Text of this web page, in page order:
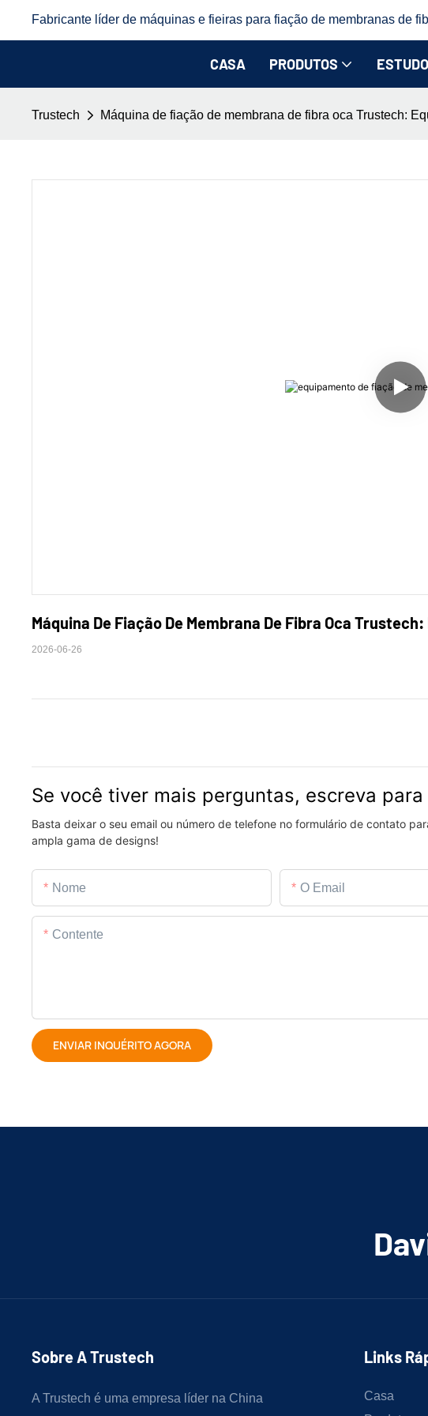
Fabricante líder de máquinas e fieiras para fiação de membranas de
CASA PRODUTOS
Trustech Máquina de fiação de membrana de fibra oca Trustech:
Máquina De Fiação De Membrana De Fibra Oca
2026-06-26
Se você tiver mais perguntas, escreva para
Basta deixar o seu email ou número de telefone no formulário de contato
ampla gama de designs!
Nome O Email
Contente
ENVIAR INQUÉRITO AGORA
Sobre A Trustech
A Trustech é uma empresa líder na China
Links
Casa